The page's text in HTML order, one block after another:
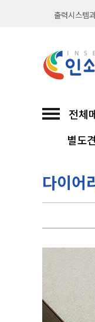
출력시스템
친환경 소이
30년 노하우
출력시스템
직접 인쇄해
친환경 소이
인쇄넷 접
전체
별도
다이어